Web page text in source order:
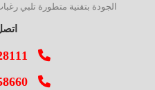
الجودة بتقنية متطورة تلبي